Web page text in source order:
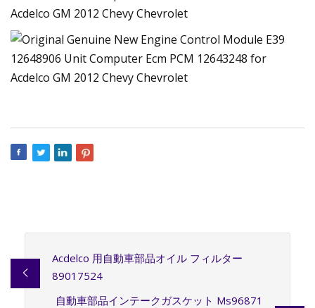
Acdelco 用自動車部品オイル フィルター
89017524
自動車部品インテークガスケット Ms96871